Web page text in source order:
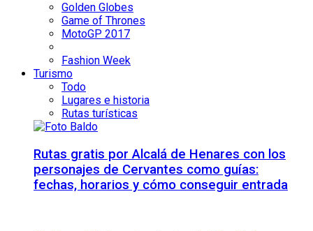
Golden Globes
Game of Thrones
MotoGP 2017
Fashion Week
Turismo
Todo
Lugares e historia
Rutas turísticas
Rutas gratis por Alcalá de Henares con los
personajes de Cervantes como guías:
fechas, horarios y cómo conseguir entrada